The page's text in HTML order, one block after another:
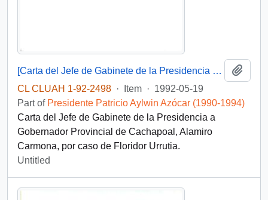
[Carta del Jefe de Gabinete de la Presidencia a Gobernador Provincial de Cachapoal]
CL CLUAH 1-92-2498 · Item · 1992-05-19
Part of Presidente Patricio Aylwin Azócar (1990-1994)
Carta del Jefe de Gabinete de la Presidencia a
Gobernador Provincial de Cachapoal, Alamiro
Carmona, por caso de Floridor Urrutia.
Untitled